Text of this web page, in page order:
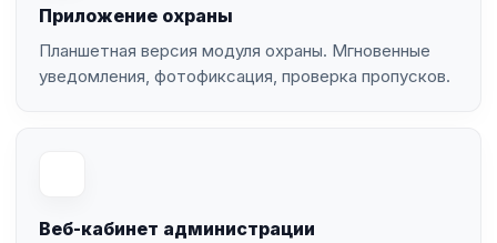
Приложение охраны
Планшетная версия модуля охраны. Мгновенные
уведомления, фотофиксация, проверка пропусков.
Веб-кабинет администрации